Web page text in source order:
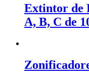
Extintor de
A, B, C de